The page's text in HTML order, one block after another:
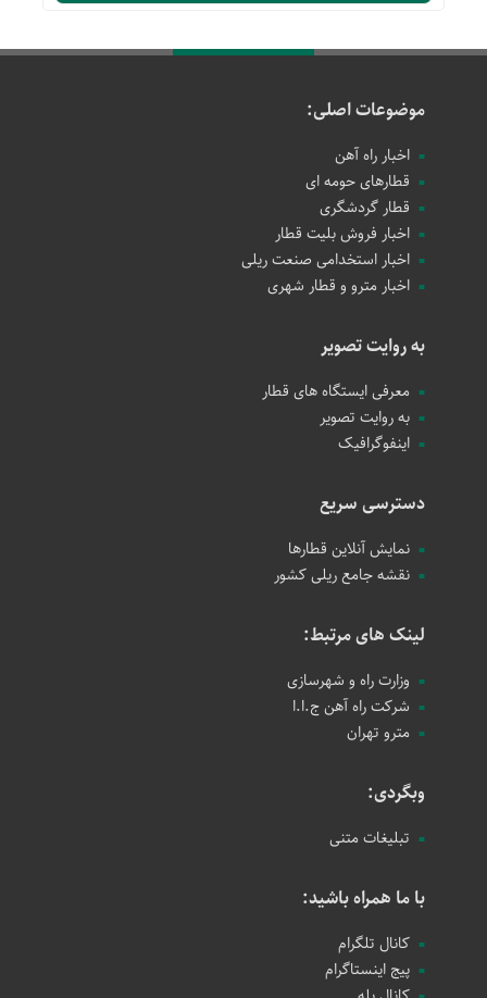
موضوعات اصلی:
اخبار راه آهن
قطارهای حومه ای
قطار گردشگری
اخبار فروش بلیت قطار
اخبار استخدامی صنعت ریلی
اخبار مترو و قطار شهری
به روایت تصویر
معرفی ایستگاه های قطار
به روایت تصویر
اینفوگرافیک
دسترسی سریع
نمایش آنلاین قطارها
نقشه جامع ریلی کشور
لینک های مرتبط:
وزارت راه و شهرسازی
شرکت راه آهن ج.ا.ا
مترو تهران
وبگردی:
تبلیغات متنی
با ما همراه باشید:
کانال تلگرام
پیج اینستاگرام